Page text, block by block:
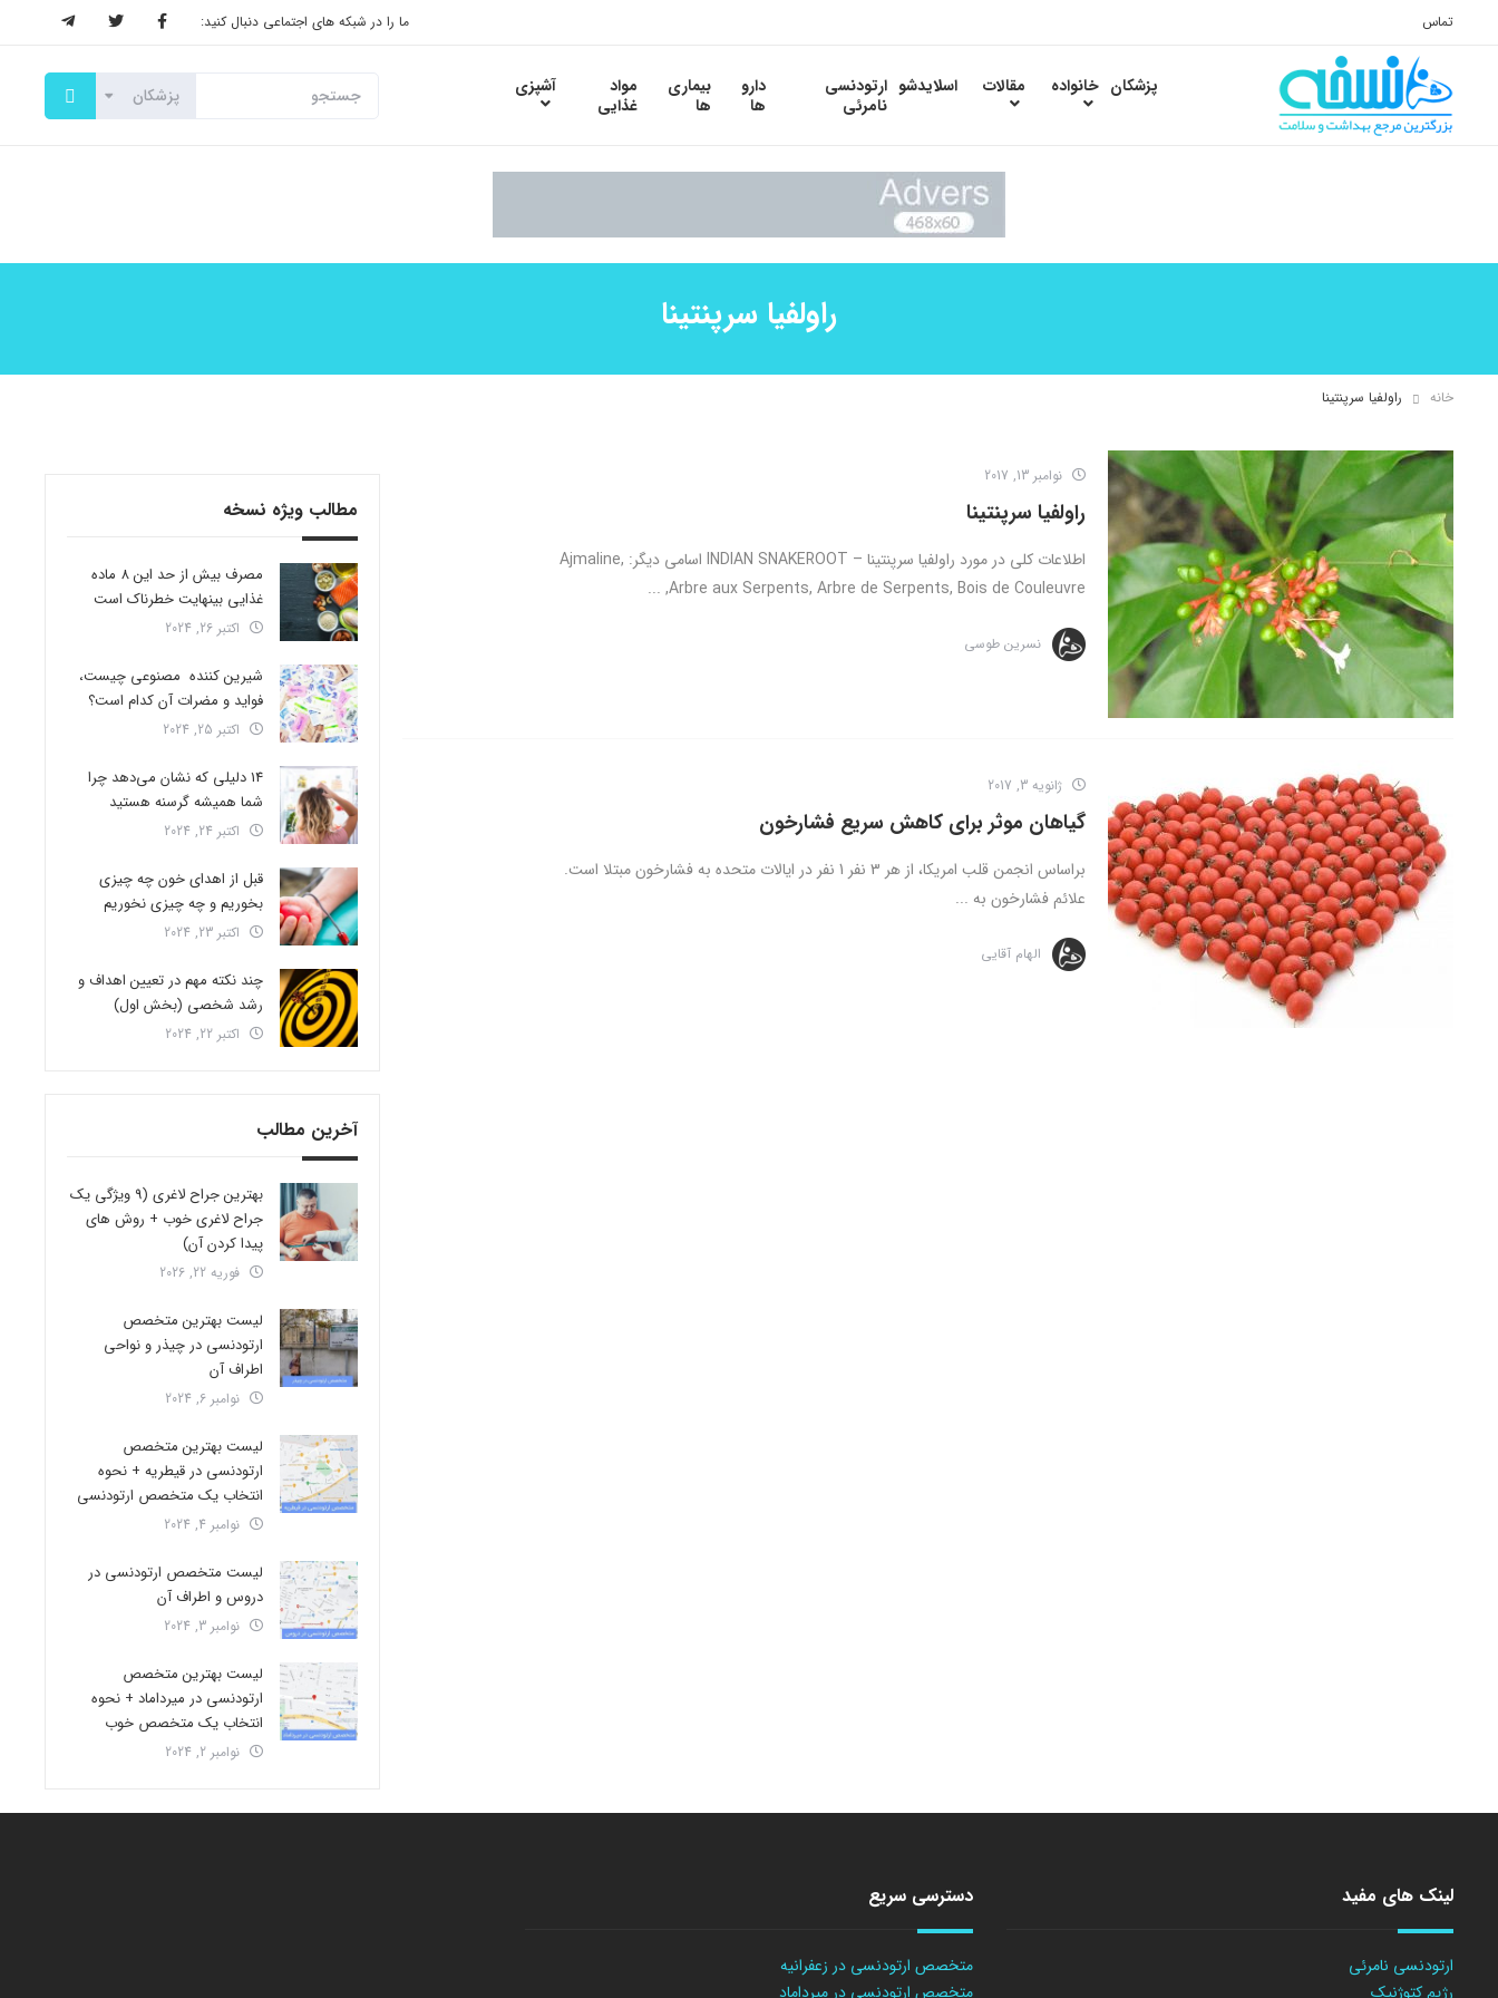
تماس ما را در شبکه های اجتماعی دنبال کنید:
پزشکان خانواده مقالات اسلایدشو ارتودنسی
نامرئی
دارو
ها
بیماری
ها
مواد
غذایی
آشپزی
راولفیا سرپنتینا
خانه راولفیا سرپنتینا
نوامبر 13, 2017
راولفیا سرپنتینا
اطلاعات کلی در مورد راولفیا سرپنتینا – INDIAN SNAKEROOT اسامی دیگر: Ajmaline,
Arbre aux Serpents, Arbre de Serpents, Bois de Couleuvre, ...
نسرین طوسی
ژانویه 3, 2017
گیاهان موثر برای کاهش سریع فشارخون
براساس انجمن قلب امریکا، از هر 3 نفر 1 نفر در ایالات متحده به فشارخون مبتلا است.
علائم فشارخون به ...
الهام آقایی
مطالب ویژه نسخه
مصرف بیش از حد این 8 ماده
غذایی بینهایت خطرناک است
اکتبر 26, 2024
شیرین کننده مصنوعی چیست،
فواید و مضرات آن کدام است؟
اکتبر 25, 2024
14 دلیلی که نشان می‌دهد چرا
شما همیشه گرسنه هستید
اکتبر 24, 2024
قبل از اهدای خون چه چیزی
بخوریم و چه چیزی نخوریم
اکتبر 23, 2024
چند نکته مهم در تعیین اهداف و
رشد شخصی (بخش اول)
اکتبر 22, 2024
آخرین مطالب
بهترین جراح لاغری (9 ویژگی یک
جراح لاغری خوب + روش های
پیدا کردن آن)
فوریه 22, 2026
لیست بهترین متخصص
ارتودنسی در چیذر و نواحی
اطراف آن
نوامبر 6, 2024
لیست بهترین متخصص
ارتودنسی در قیطریه + نحوه
انتخاب یک متخصص ارتودنسی
نوامبر 4, 2024
لیست متخصص ارتودنسی در
دروس و اطراف آن
نوامبر 3, 2024
لیست بهترین متخصص
ارتودنسی در میرداماد + نحوه
انتخاب یک متخصص خوب
نوامبر 2, 2024
لینک های مفید
ارتودنسی نامرئی
رژیم کتوژنیک
دسترسی سریع
متخصص ارتودنسی در زعفرانیه
متخصص ارتودنسی در میرداماد